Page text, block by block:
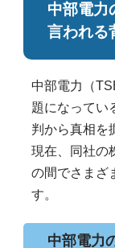
中部電力
言われる
中部電力（
題になってい
判から真相を
現在、同社の
の間でさまざ
す。
中部電力